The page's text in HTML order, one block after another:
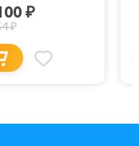
₽
₽